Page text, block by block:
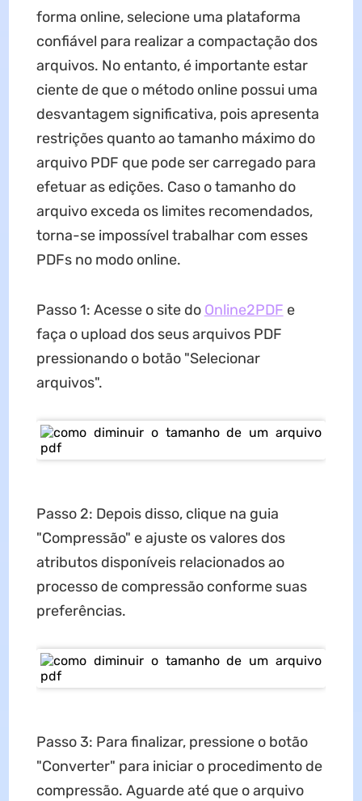
forma online, selecione uma plataforma
confiável para realizar a compactação dos
arquivos. No entanto, é importante estar
ciente de que o método online possui uma
desvantagem significativa, pois apresenta
restrições quanto ao tamanho máximo do
arquivo PDF que pode ser carregado para
efetuar as edições. Caso o tamanho do
arquivo exceda os limites recomendados,
torna-se impossível trabalhar com esses
PDFs no modo online.
Passo 1: Acesse o site do Online2PDF e
faça o upload dos seus arquivos PDF
pressionando o botão "Selecionar
arquivos".
Passo 2: Depois disso, clique na guia
"Compressão" e ajuste os valores dos
atributos disponíveis relacionados ao
processo de compressão conforme suas
preferências.
Passo 3: Para finalizar, pressione o botão
"Converter" para iniciar o procedimento de
compressão. Aguarde até que o arquivo